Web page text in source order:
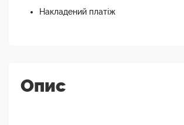
Накладений платіж
Опис